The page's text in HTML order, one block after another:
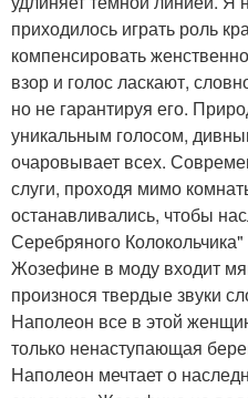
приходилось играть роль
компенсировать
взор и голос ласкают,
но не гарантируя его.
уникальным голосом,
очаровывает всех.
слуги, проходя мимо
останавливались, чтобы
Серебряного
Жозефине в моду входит
произнося твердые звуки
Наполеон все в этой
только ненаступающая
Наполеон мечтает о